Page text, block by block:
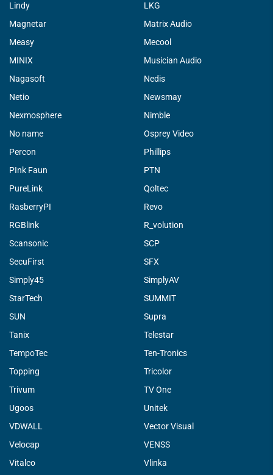
Lindy
LKG
Magnetar
Matrix Audio
Measy
Mecool
MINIX
Musician Audio
Nagasoft
Nedis
Netio
Newsmay
Nexmosphere
Nimble
No name
Osprey Video
Percon
Phillips
PInk Faun
PTN
PureLink
Qoltec
RasberryPI
Revo
RGBlink
R_volution
Scansonic
SCP
SecuFirst
SFX
Simply45
SimplyAV
StarTech
SUMMIT
SUN
Supra
Tanix
Telestar
TempoTec
Ten-Tronics
Topping
Tricolor
Trivum
TV One
Ugoos
Unitek
VDWALL
Vector Visual
Velocap
VENSS
Vitalco
Vlinka